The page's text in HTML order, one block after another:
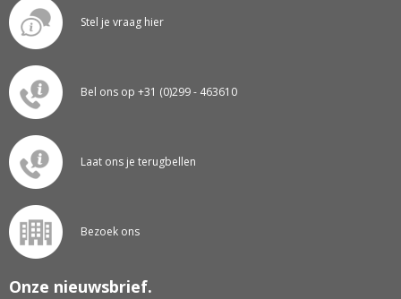
Stel je vraag hier
Bel ons op +31 (0)299 - 463610
Laat ons je terugbellen
Bezoek ons
Onze nieuwsbrief.